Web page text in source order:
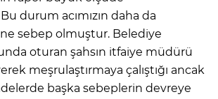
durum acımızın daha da
sebep olmuştur. Belediye
oturan şahsın itfaiye müdürü
meşrulaştırmaya çalıştığı ancak
başka sebeplerin devreye